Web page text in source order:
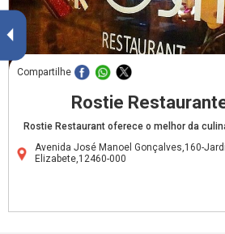
Compartilhe
Rostie
Rostie Restaurant oferece o melhor da
Avenida José Manoel Gonçalves,160-
Elizabete,12460-000